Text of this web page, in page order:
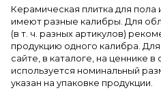
Керамическая плитка для пола
имеют разные калибры. Для
(в т. ч. разных артикулов)
продукцию одного калибра.
сайте, в каталоге, на ценнике
используется номинальный
указан на упаковке продукции.